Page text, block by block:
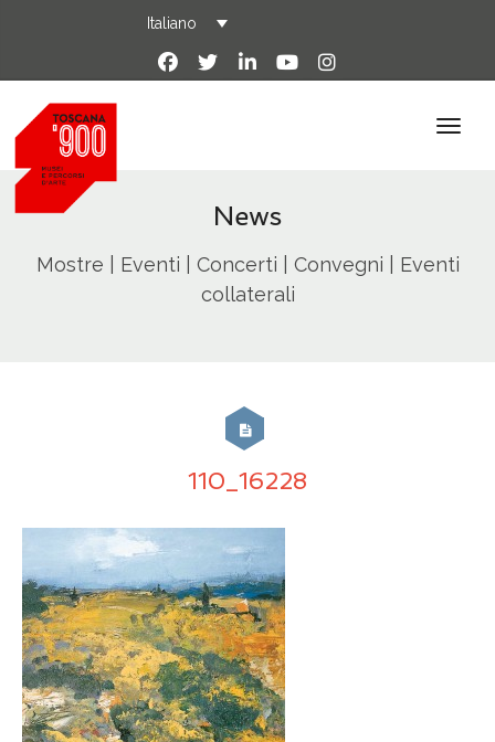
Italiano
News
Mostre | Eventi | Concerti | Convegni | Eventi
collaterali
110_16228